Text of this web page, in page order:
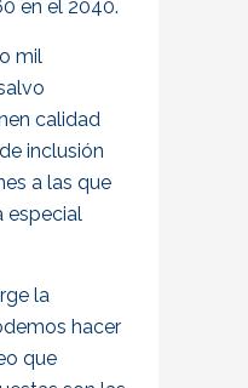
en el 2040.
mil
calidad
inclusión
a las que
especial
la
hacer
que